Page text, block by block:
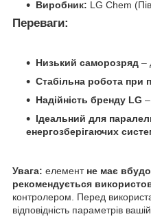
Виробник: LG Chem
Переваги:
Низький саморозряд –
Стабільна робота при
Надійність бренду LG
Ідеальний для
енергозберігаючих
Увага: елемент не має
рекомендується
контролером. Перед
відповідність параметрів